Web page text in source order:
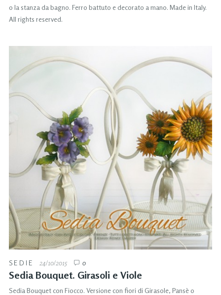
o la stanza da bagno. Ferro battuto e decorato a mano. Made in Italy.
All rights reserved.
SEDIE 24/10/2015 0
Sedia Bouquet. Girasoli e Viole
Sedia Bouquet con Fiocco. Versione con fiori di Girasole, Pansè o